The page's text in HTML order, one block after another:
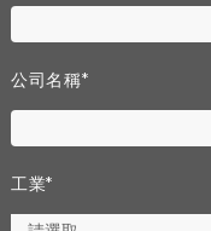
公司名稱*
工業*